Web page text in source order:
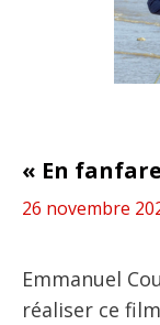
« En
26 novembre
Emmanuel
réaliser ce